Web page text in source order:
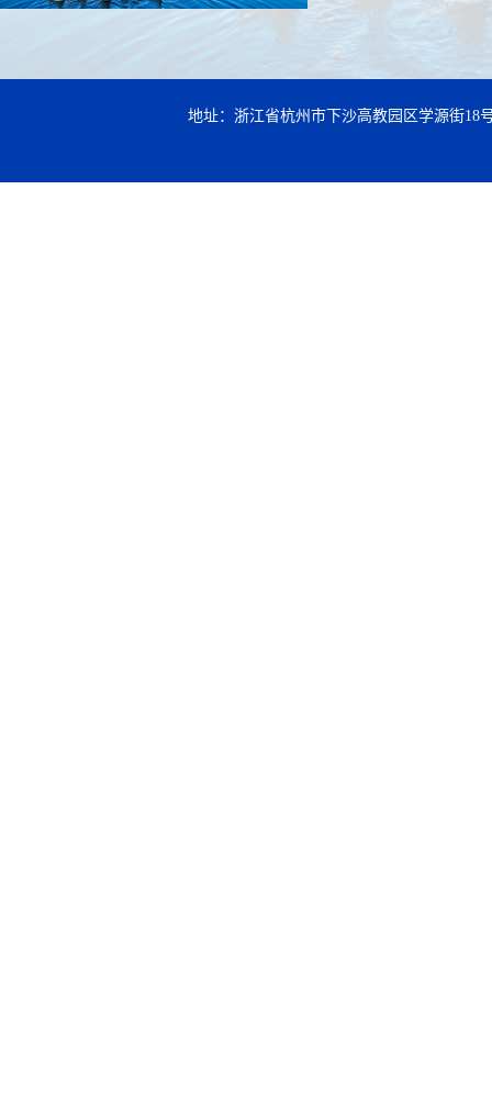
地址：浙江省杭州市下沙高教园区学源